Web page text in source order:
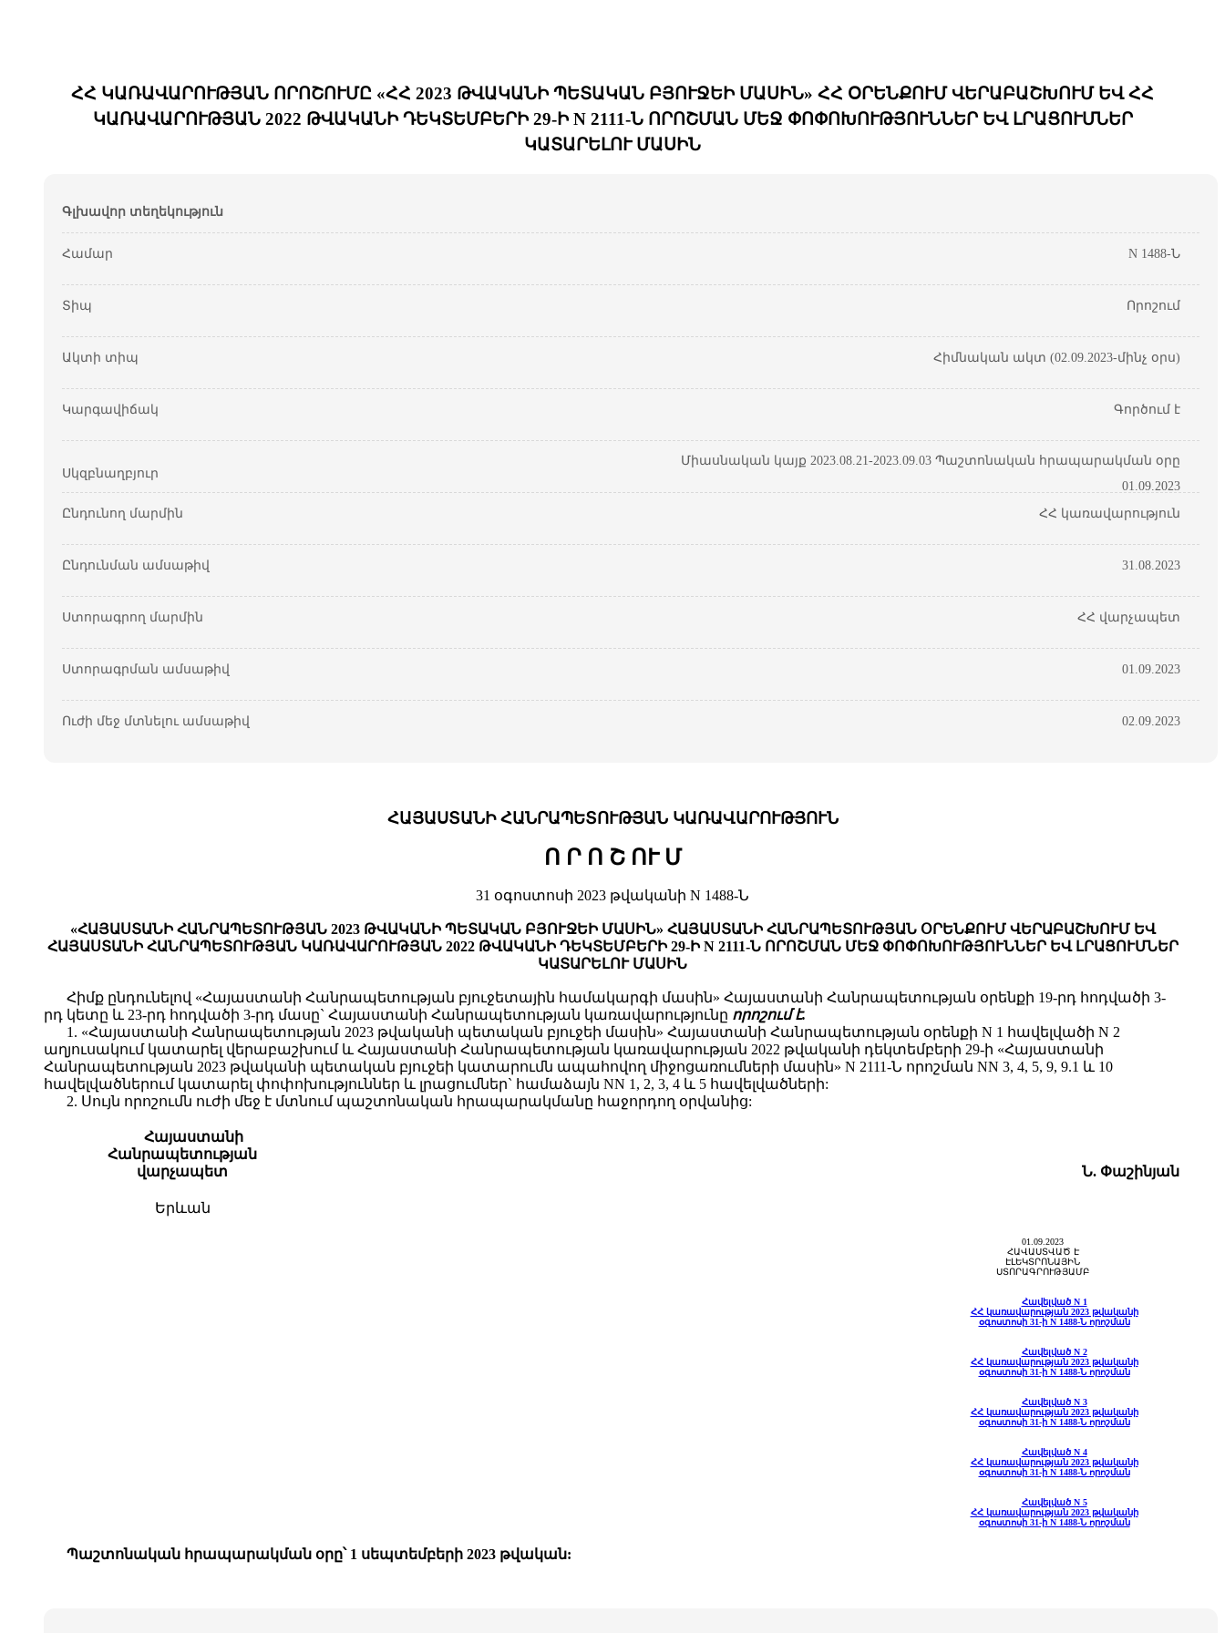
ՀՀ ԿԱՌԱՎԱՐՈՒԹՅԱՆ ՈՐՈՇՈՒՄԸ «ՀՀ 2023 ԹՎԱԿԱՆԻ ՊԵՏԱԿԱՆ ԲՅՈՒՋԵԻ ՄԱՍԻՆ» ՀՀ ՕՐԵՆՔՈՒՄ ՎԵՐԱԲԱՇԽՈՒՄ ԵՎ ՀՀ
ԿԱՌԱՎԱՐՈՒԹՅԱՆ 2022 ԹՎԱԿԱՆԻ ԴԵԿՏԵՄԲԵՐԻ 29-Ի N 2111-Ն ՈՐՈՇՄԱՆ ՄԵՋ ՓՈՓՈԽՈՒԹՅՈՒՆՆԵՐ ԵՎ ԼՐԱՑՈՒՄՆԵՐ
ԿԱՏԱՐԵԼՈՒ ՄԱՍԻՆ
Գլխավոր տեղեկություն
Համար N 1488-Ն
Տիպ Որոշում
Ակտի տիպ Հիմնական ակտ (02.09.2023-մինչ օրս)
Կարգավիճակ Գործում է
Սկզբնաղբյուր
Միասնական կայք 2023.08.21-2023.09.03 Պաշտոնական հրապարակման օրը
01.09.2023
Ընդունող մարմին
ՀՀ կառավարություն
Ընդունման ամսաթիվ 31.08.2023
Ստորագրող մարմին ՀՀ վարչապետ
Ստորագրման ամսաթիվ 01.09.2023
Ուժի մեջ մտնելու ամսաթիվ 02.09.2023
ՀԱՅԱՍՏԱՆԻ ՀԱՆՐԱՊԵՏՈՒԹՅԱՆ ԿԱՌԱՎԱՐՈՒԹՅՈՒՆ
Ո Ր Ո Շ ՈՒ Մ
31 օգոստոսի 2023 թվականի N 1488-Ն
«ՀԱՅԱՍՏԱՆԻ ՀԱՆՐԱՊԵՏՈՒԹՅԱՆ 2023 ԹՎԱԿԱՆԻ ՊԵՏԱԿԱՆ ԲՅՈՒՋԵԻ ՄԱՍԻՆ» ՀԱՅԱՍՏԱՆԻ ՀԱՆՐԱՊԵՏՈՒԹՅԱՆ ՕՐԵՆՔՈՒՄ ՎԵՐԱԲԱՇԽՈՒՄ ԵՎ
ՀԱՅԱՍՏԱՆԻ ՀԱՆՐԱՊԵՏՈՒԹՅԱՆ ԿԱՌԱՎԱՐՈՒԹՅԱՆ 2022 ԹՎԱԿԱՆԻ ԴԵԿՏԵՄԲԵՐԻ 29-Ի N 2111-Ն ՈՐՈՇՄԱՆ ՄԵՋ ՓՈՓՈԽՈՒԹՅՈՒՆՆԵՐ ԵՎ ԼՐԱՑՈՒՄՆԵՐ
ԿԱՏԱՐԵԼՈՒ ՄԱՍԻՆ
Հիմք ընդունելով «Հայաստանի Հանրապետության բյուջետային համակարգի մասին» Հայաստանի Հանրապետության օրենքի 19-րդ հոդվածի 3-
րդ կետը և 23-րդ հոդվածի 3-րդ մասը` Հայաստանի Հանրապետության կառավարությունը որոշում է.
1. «Հայաստանի Հանրապետության 2023 թվականի պետական բյուջեի մասին» Հայաստանի Հանրապետության օրենքի N 1 հավելվածի N 2
աղյուսակում կատարել վերաբաշխում և Հայաստանի Հանրապետության կառավարության 2022 թվականի դեկտեմբերի 29-ի «Հայաստանի
Հանրապետության 2023 թվականի պետական բյուջեի կատարումն ապահովող միջոցառումների մասին» N 2111-Ն որոշման NN 3, 4, 5, 9, 9.1 և 10
հավելվածներում կատարել փոփոխություններ և լրացումներ` համաձայն NN 1, 2, 3, 4 և 5 հավելվածների:
2. Սույն որոշումն ուժի մեջ է մտնում պաշտոնական հրապարակմանը հաջորդող օրվանից:
Հայաստանի
Հանրապետության
վարչապետ
Ն. Փաշինյան
Երևան
01.09.2023
ՀԱՎԱՍՏՎԱԾ Է
ԷԼԵԿՏՐՈՆԱՅԻՆ
ՍՏՈՐԱԳՐՈՒԹՅԱՄԲ
Հավելված N 1
ՀՀ կառավարության 2023 թվականի
օգոստոսի 31-ի N 1488-Ն որոշման
Հավելված N 2
ՀՀ կառավարության 2023 թվականի
օգոստոսի 31-ի N 1488-Ն որոշման
Հավելված N 3
ՀՀ կառավարության 2023 թվականի
օգոստոսի 31-ի N 1488-Ն որոշման
Հավելված N 4
ՀՀ կառավարության 2023 թվականի
օգոստոսի 31-ի N 1488-Ն որոշման
Հավելված N 5
ՀՀ կառավարության 2023 թվականի
օգոստոսի 31-ի N 1488-Ն որոշման
Պաշտոնական հրապարակման օրը՝ 1 սեպտեմբերի 2023 թվական: